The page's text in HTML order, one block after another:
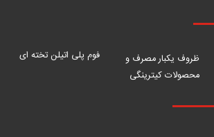
ظروف یکبار مصرف و
محصولات کیترینگی
فوم پلی اتیلن تخته ای